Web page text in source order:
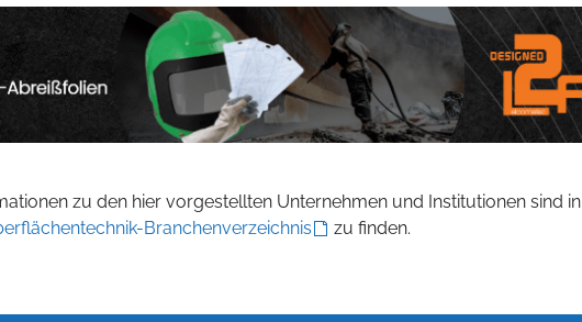
zu den hier vorgestellten Unternehmen und Institutionen sind in
Branchenverzeichnis zu finden.